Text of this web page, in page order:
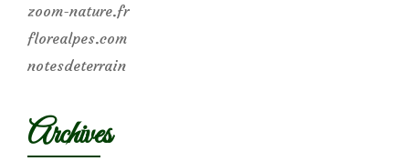
zoom-nature.fr
florealpes.com
notesdeterrain
Archives